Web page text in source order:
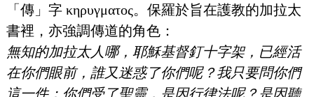
「傳」字 κηρυγματος。保羅於旨在護教的加拉太
書裡，亦強調傳道的角色：
無知的加拉太人哪，耶穌基督釘十字架，已經活
在你們眼前，誰又迷惑了你們呢？我只要問你們
這一件：你們受了聖靈，是因行律法呢？是因聽